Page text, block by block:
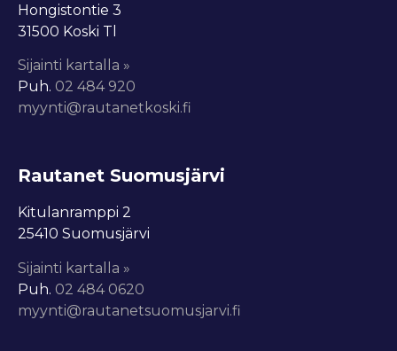
Hongistontie 3
31500 Koski Tl
Sijainti kartalla »
Puh. 02 484 920
myynti@rautanetkoski.fi
Rautanet Suomusjärvi
Kitulanramppi 2
25410 Suomusjärvi
Sijainti kartalla »
Puh. 02 484 0620
myynti@rautanetsuomusjarvi.fi